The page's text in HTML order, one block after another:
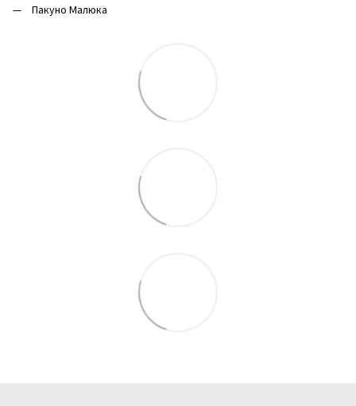
Пакуно Малюка